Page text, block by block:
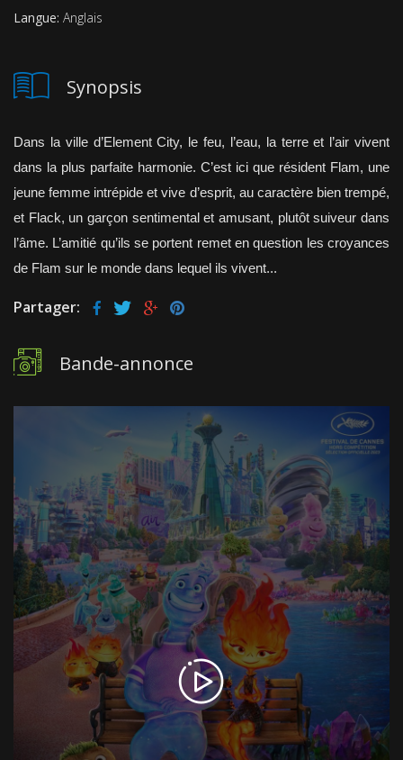
Langue: Anglais
Synopsis
Dans la ville d’Element City, le feu, l’eau, la terre et l’air vivent
dans la plus parfaite harmonie. C’est ici que résident Flam, une
jeune femme intrépide et vive d’esprit, au caractère bien trempé,
et Flack, un garçon sentimental et amusant, plutôt suiveur dans
l’âme. L’amitié qu’ils se portent remet en question les croyances
de Flam sur le monde dans lequel ils vivent...
Partager:
Bande-annonce